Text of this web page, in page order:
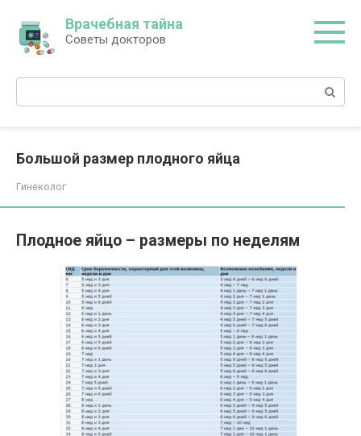
контенту
Врачебная тайна
Советы докторов
Поиск:
Большой размер плодного яйца
Гинеколог
Плодное яйцо – размеры по неделям